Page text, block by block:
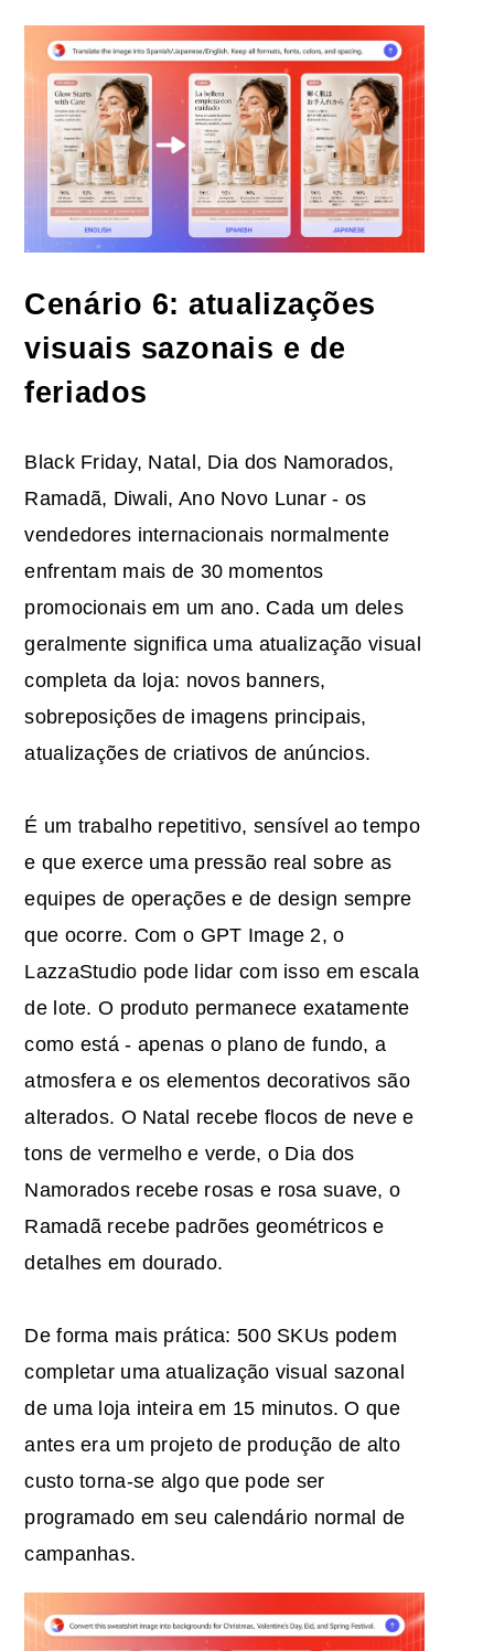
Cenário 6: atualizações
visuais sazonais e de
feriados
Black Friday, Natal, Dia dos Namorados,
Ramadã, Diwali, Ano Novo Lunar - os
vendedores internacionais normalmente
enfrentam mais de 30 momentos
promocionais em um ano. Cada um deles
geralmente significa uma atualização visual
completa da loja: novos banners,
sobreposições de imagens principais,
atualizações de criativos de anúncios.
É um trabalho repetitivo, sensível ao tempo
e que exerce uma pressão real sobre as
equipes de operações e de design sempre
que ocorre. Com o GPT Image 2, o
LazzaStudio pode lidar com isso em escala
de lote. O produto permanece exatamente
como está - apenas o plano de fundo, a
atmosfera e os elementos decorativos são
alterados. O Natal recebe flocos de neve e
tons de vermelho e verde, o Dia dos
Namorados recebe rosas e rosa suave, o
Ramadã recebe padrões geométricos e
detalhes em dourado.
De forma mais prática: 500 SKUs podem
completar uma atualização visual sazonal
de uma loja inteira em 15 minutos. O que
antes era um projeto de produção de alto
custo torna-se algo que pode ser
programado em seu calendário normal de
campanhas.